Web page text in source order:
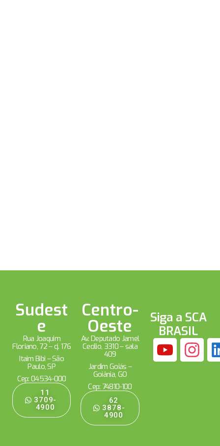
Sudest
e
Rua Joaquim
Floriano, 72 – cj. 176
Itaim Bibi – São
Paulo, SP
Cep: 04534-000
11
3709-
4900
Centro-
Oeste
Av. Deputado Jamel
Cecílio, 3310 – sala
409
Jardim Goiás –
Goiânia, GO
Cep: 74810-100
62
3878-
4900
Siga a SCA
BRASIL